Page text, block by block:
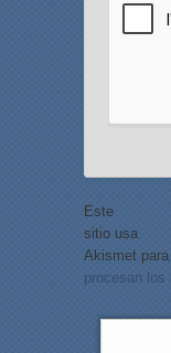
Este
sitio usa
Akismet
procesan los